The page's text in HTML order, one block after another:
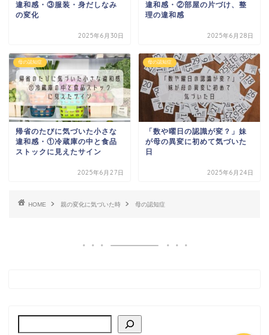
違和感・③服装・身だしなみ
の変化
2025年6月30日
違和感・②部屋の片づけ、整
理の違和感
2025年6月28日
母の認知症
帰省のたびに気づいた小さな
違和感・①冷蔵庫の中と食品
ストックに見えたサイン
2025年6月27日
母の認知症
「数や曜日の認識が変？」妹
が母の異変に初めて気づいた
日
2025年6月24日
HOME 親の変化に気づいた時 母の認知症
親の変化に気づいた時